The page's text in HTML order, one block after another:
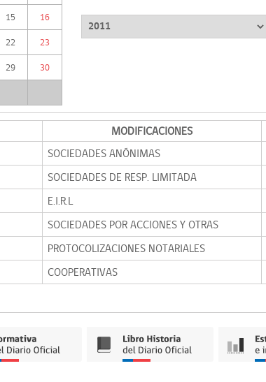
15 16
22 23
29 30
MODIFICACIONES
SOCIEDADES ANÓNIMAS
SOCIEDADES DE RESP. LIMITADA
E.I.R.L
SOCIEDADES POR ACCIONES Y OTRAS
PROTOCOLIZACIONES NOTARIALES
COOPERATIVAS